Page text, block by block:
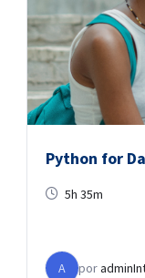
Python for
5h 35m
A por